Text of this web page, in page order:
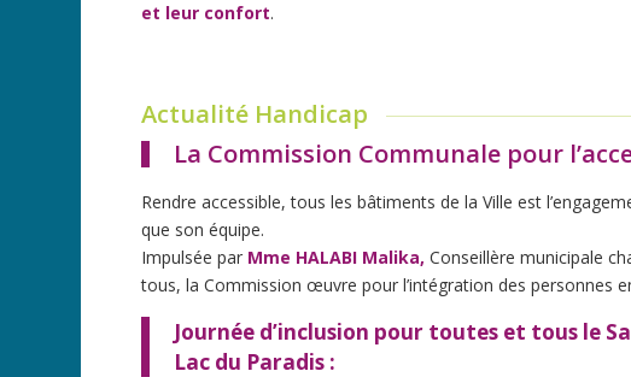
et leur confort.
Actualité Handicap
La Commission Communale pour
Rendre accessible, tous les bâtiments de la Ville est
que son équipe.
Impulsée par Mme HALABI Malika,Conseillère municipale
tous, la Commission œuvre pour l’intégration des personnes
Journée d’inclusion pour toutes et tous le
Lac du Paradis :